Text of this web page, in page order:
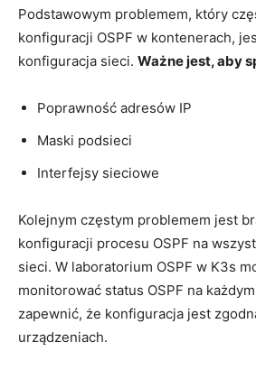
Podstawowym problemem, który
konfiguracji‍ OSPF ⁣w kontenerach,
konfiguracja‍ sieci. Ważne jest, aby
Poprawność adresów⁤ IP
Maski ⁤podsieci
Interfejsy sieciowe
Kolejnym częstym problemem jest
konfiguracji procesu OSPF na
sieci. W ‍laboratorium OSPF w ⁤K3s
⁢monitorować status OSPF⁣ na
zapewnić, że konfiguracja jest
urządzeniach.